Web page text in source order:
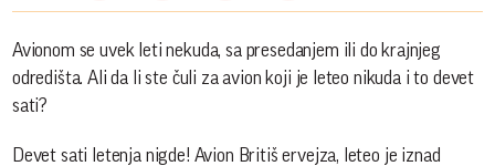
Avionom se uvek leti nekuda, sa presedanjem ili do krajnjeg
odredišta. Ali da li ste čuli za avion koji je leteo nikuda i to devet
sati?
Devet sati letenja nigde! Avion Britiš ervejza, leteo je iznad